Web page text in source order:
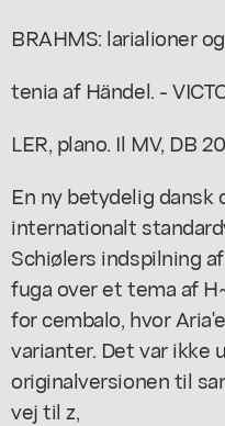
BRAHMS: larialioner
tenia af Händel. -
LER, plano. Il MV, DB
En ny betydelig dansk
internationalt
Schiølers indspilning
fuga over et tema af
for cembalo, hvor
varianter. Det var ikke
originalversionen til
vej til z,